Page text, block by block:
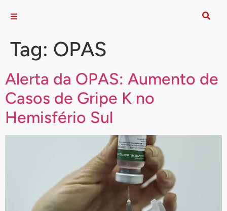
Tag: OPAS
Alerta da OPAS: Aumento de
Casos de Gripe K no
Hemisfério Sul